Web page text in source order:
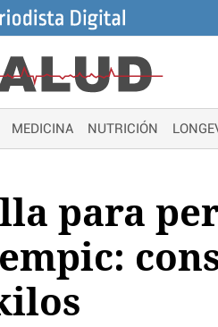
MEDICINA NUTRICIÓN
para